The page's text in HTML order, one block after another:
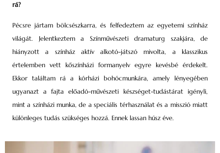
rá?
Pécsre jártam bölcsészkarra, és felfedeztem az egyetemi színház
világát. Jelentkeztem a Színművészeti dramaturg szakjára, de
hiányzott a színház aktív alkotó-játszó mivolta, a klasszikus
értelemben vett kőszínházi formanyelv egyre kevésbé érdekelt.
Ekkor találtam rá a kórházi bohócmunkára, amely lényegében
ugyanazt a fajta előadó-művészeti készséget-tudástárat igényli,
mint a színházi munka, de a speciális térhasználat és a misszió miatt
különleges tudás szükséges hozzá. Ennek lassan húsz éve.